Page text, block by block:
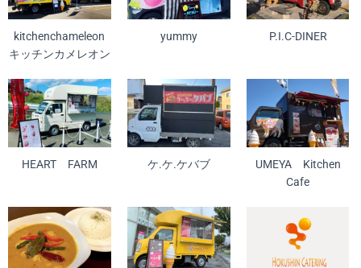
kitchenchameleon
キッチンカメレオン
yummy P.I.C-DINER
HEART FARM ケ.ケ.ケバブ
UMEYA Kitchen
Cafe